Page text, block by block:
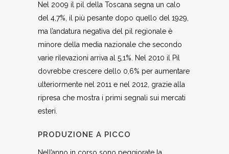
Nel 2009 il pil della Toscana segna un calo
del 4,7%, il più pesante dopo quello del 1929,
ma l’andatura negativa del pil regionale è
minore della media nazionale che secondo
varie rilevazioni arriva al 5,1%. Nel 2010 il Pil
dovrebbe crescere dello 0,6% per aumentare
ulteriormente nel 2011 e nel 2012, grazie alla
ripresa che mostra i primi segnali sui mercati
esteri.
PRODUZIONE A PICCO